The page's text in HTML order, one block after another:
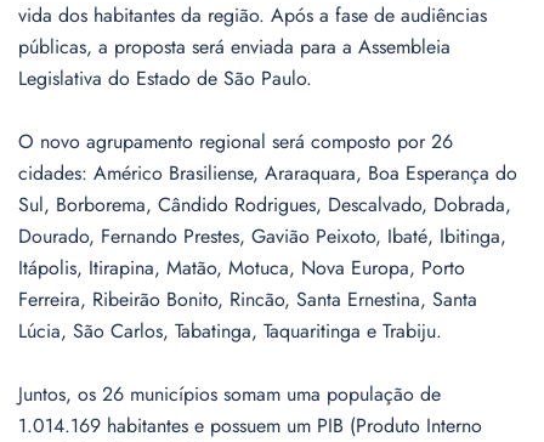
vida dos habitantes da região. Após a fase de audiências
públicas, a proposta será enviada para a Assembleia
Legislativa do Estado de São Paulo.
O novo agrupamento regional será composto por 26
cidades: Américo Brasiliense, Araraquara, Boa Esperança do
Sul, Borborema, Cândido Rodrigues, Descalvado, Dobrada,
Dourado, Fernando Prestes, Gavião Peixoto, Ibaté, Ibitinga,
Itápolis, Itirapina, Matão, Motuca, Nova Europa, Porto
Ferreira, Ribeirão Bonito, Rincão, Santa Ernestina, Santa
Lúcia, São Carlos, Tabatinga, Taquaritinga e Trabiju.
Juntos, os 26 municípios somam uma população de
1.014.169 habitantes e possuem um PIB (Produto Interno